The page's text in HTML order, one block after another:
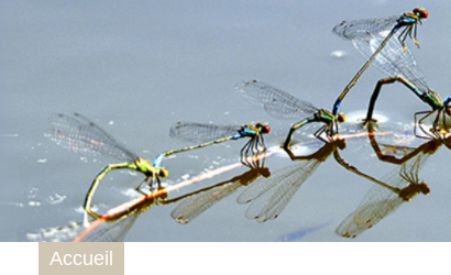
Accueil